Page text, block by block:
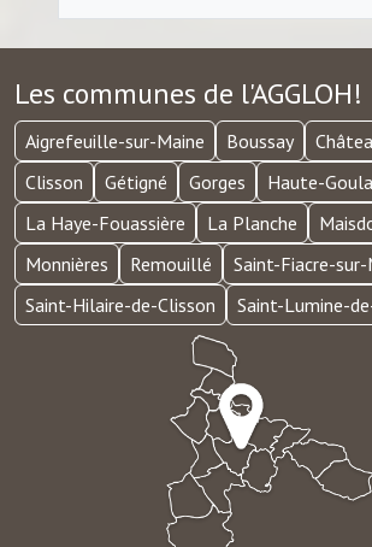
Les communes de l'AGGLOH!
Aigrefeuille-sur-Maine Boussay
Clisson
Gétigné Gorges
Haute-
La Haye-Fouassière
La Planche
Monnières
Remouillé
Saint-Fiacre-sur-
Saint-Hilaire-de-Clisson
Saint-Lumine-